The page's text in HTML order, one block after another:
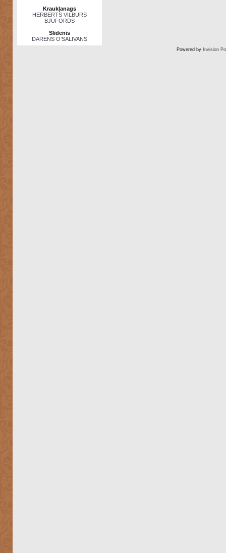
Kraukļanags
HERBERTS VILBURS
BJŪFORDS
Slīdenis
DARENS O’SALIVANS
Powered by Invision